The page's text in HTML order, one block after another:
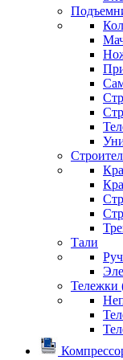
Тали
Тележки